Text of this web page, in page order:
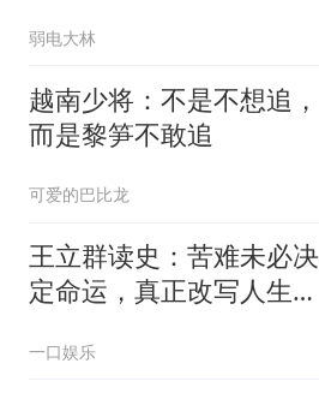
弱电大林
越南少将：不是不想追，
而是黎笋不敢追
可爱的巴比龙
王立群读史：苦难未必决
定命运，真正改写人生的
一口娱乐